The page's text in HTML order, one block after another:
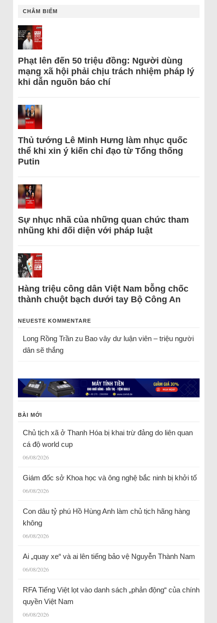
CHÂM BIẾM
Phạt lên đến 50 triệu đồng: Người dùng
mạng xã hội phải chịu trách nhiệm pháp lý
khi dẫn nguồn báo chí
Thủ tướng Lê Minh Hưng làm nhục quốc
thể khi xin ý kiến chỉ đạo từ Tổng thống
Putin
Sự nhục nhã của những quan chức tham
nhũng khi đối diện với pháp luật
Hàng triệu công dân Việt Nam bỗng chốc
thành chuột bạch dưới tay Bộ Công An
NEUESTE KOMMENTARE
Long Rồng Trầnzu Bao vây dư luận viên – triệu người
dân sẽ thắng
BÀI MỚI
Chủ tịch xã ở Thanh Hóa bị khai trừ đảng do liên quan
cá độ world cup
06/08/2026
Giám đốc sở Khoa học và ông nghệ bắc ninh bị khởi tố
06/08/2026
Con dâu tỷ phú Hồ Hùng Anh làm chủ tịch hãng hàng
không
06/08/2026
Ai „quay xe“ và ai lên tiếng bảo vệ Nguyễn Thành Nam
06/08/2026
RFA Tiếng Việt lọt vào danh sách „phản động“ của chính
quyền Việt Nam
06/08/2026